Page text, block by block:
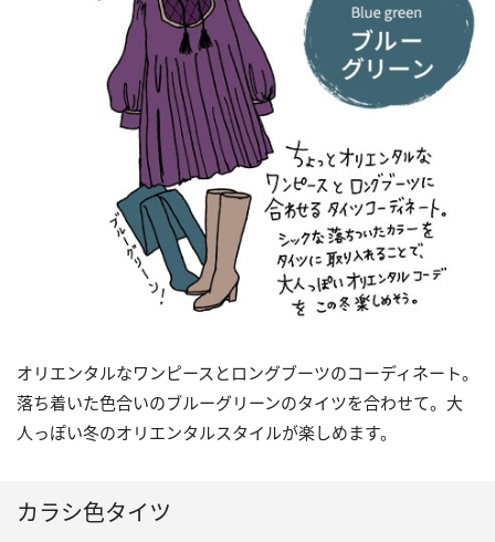
オリエンタルなワンピースとロングブーツのコーディネート。
落ち着いた色合いのブルーグリーンのタイツを合わせて。大
人っぽい冬のオリエンタルスタイルが楽しめます。
カラシ色タイツ